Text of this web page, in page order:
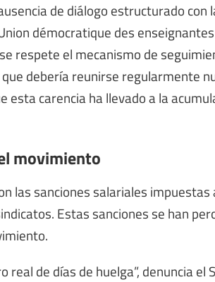
de diálogo estructurado con
démocratique des
respete el mecanismo de
debería reunirse regularmente
esta carencia ha llevado a la
movimiento
las sanciones salariales
Estas sanciones se han
de días de huelga”, denuncia el